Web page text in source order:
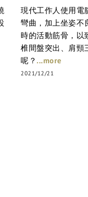
現代工作人使用電
彎曲，加上坐姿不
時的活動筋骨，以
椎間盤突出、肩頸
呢？ ...more
2021/12/21